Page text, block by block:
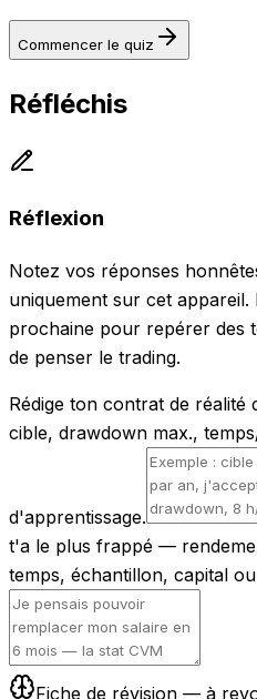
Commencer le quiz
Réfléchis
Réflexion
Notez vos réponses
uniquement sur cet appareil.
prochaine pour repérer des
de penser le trading.
Rédige ton contrat de réalité
cible, drawdown max.,
d'apprentissage.
t'a le plus frappé —
temps, échantillon, capital
Fiche de révision — à